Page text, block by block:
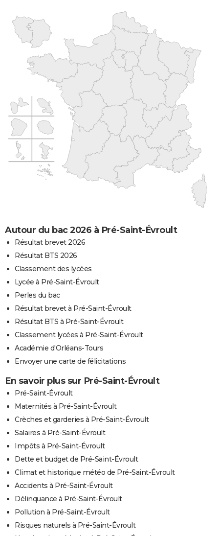
Autour du bac 2026 à Pré-Saint-Évroult
Résultat brevet 2026
Résultat BTS 2026
Classement des lycées
Lycée à Pré-Saint-Évroult
Perles du bac
Résultat brevet à Pré-Saint-Évroult
Résultat BTS à Pré-Saint-Évroult
Classement lycées à Pré-Saint-Évroult
Académie d'Orléans-Tours
Envoyer une carte de félicitations
En savoir plus sur Pré-Saint-Évroult
Pré-Saint-Évroult
Maternités à Pré-Saint-Évroult
Crèches et garderies à Pré-Saint-Évroult
Salaires à Pré-Saint-Évroult
Impôts à Pré-Saint-Évroult
Dette et budget de Pré-Saint-Évroult
Climat et historique météo de Pré-Saint-Évroult
Accidents à Pré-Saint-Évroult
Délinquance à Pré-Saint-Évroult
Pollution à Pré-Saint-Évroult
Risques naturels à Pré-Saint-Évroult